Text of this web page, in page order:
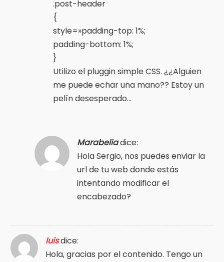
.post-header
{
style=»padding-top: 1%;
padding-bottom: 1%;
}
Utilizo el pluggin simple CSS. ¿¿Alguien
me puede echar una mano?? Estoy un
pelín desesperado…
Marabeliadice:
Hola Sergio, nos puedes enviar la
url de tu web donde estás
intentando modificar el
encabezado?
luisdice:
Hola, gracias por el contenido. Tengo un